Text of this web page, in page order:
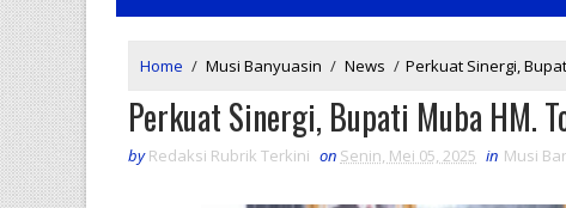
Home / Musi Banyuasin / News / Perkuat Sinergi,
Perkuat Sinergi, Bupati Muba HM.
by Redaksi Rubrik Terkini on Senin, Mei 05, 2025 in Musi